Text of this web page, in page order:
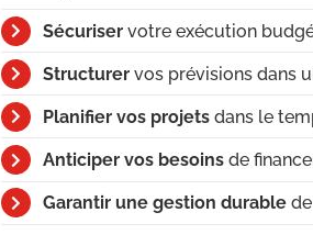
Sécuriservotre exécution
Structurervos prévisions dans
Planifier vos projetsdans le
Anticiper vos besoinsde
Garantir une gestion durablede